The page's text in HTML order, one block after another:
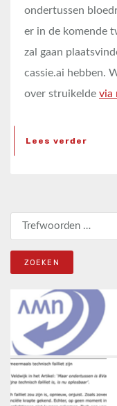
ondertussen
er in de komende
zal gaan
cassie.ai hebben.
over struikelde via
Lees verder
Zoeken naar: